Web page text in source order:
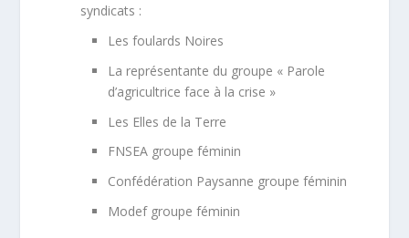
syndicats :
Les foulards Noires
La représentante du groupe « Parole
d’agricultrice face à la crise »
Les Elles de la Terre
FNSEA groupe féminin
Confédération Paysanne groupe féminin
Modef groupe féminin